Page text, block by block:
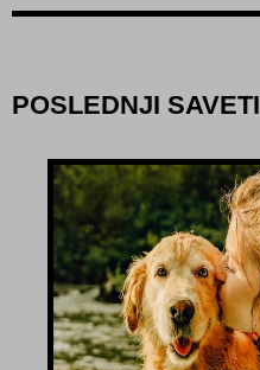
POSLEDNJI SAVETI